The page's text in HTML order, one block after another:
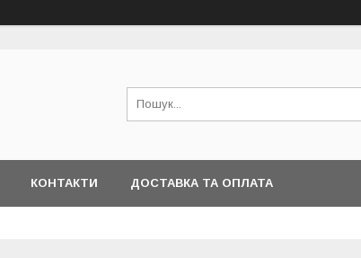
КОНТАКТИ ДОСТАВКА ТА ОПЛАТА